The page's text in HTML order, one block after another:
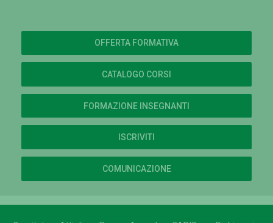
OFFERTA FORMATIVA
CATALOGO CORSI
FORMAZIONE INSEGNANTI
ISCRIVITI
COMUNICAZIONE